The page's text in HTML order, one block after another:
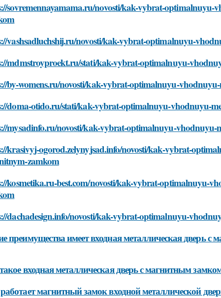
sovremennayamama.ru/novosti/kak-vybrat-optimalnuyu-
vashsadluchshij.ru/novosti/kak-vybrat-optimalnuyu-
mdmstroyproekt.ru/stati/kak-vybrat-optimalnuyu-
by-womens.ru/novosti/kak-vybrat-optimalnuyu-
doma-otido.ru/stati/kak-vybrat-optimalnuyu-vhodnuyu-
mysadinfo.ru/novosti/kak-vybrat-optimalnuyu-vhodnuyu-
krasivyj-ogorod.zelynyjsad.info/novosti/kak-vybrat-
zamkom
kosmetika.ru-best.com/novosti/kak-vybrat-optimalnuyu-
dachadesign.info/novosti/kak-vybrat-optimalnuyu-
преимущества имеет входная металлическая дверь с
входная металлическая дверь с магнитным
магнитный замок входной металлической